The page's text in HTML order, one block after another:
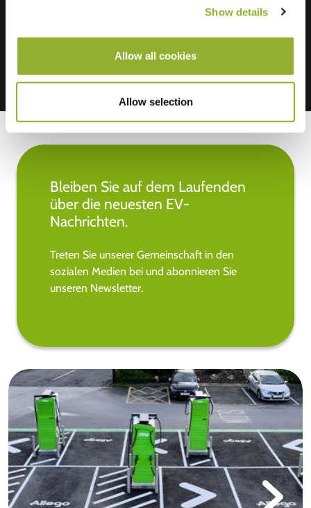
Show details
Allow all cookies
Allow selection
Mastercard, VISA, Chargecard,
Bleiben Sie auf dem Laufenden
über die neuesten EV-
Nachrichten.
Treten Sie unserer Gemeinschaft in den
sozialen Medien bei und abonnieren Sie
unseren Newsletter.